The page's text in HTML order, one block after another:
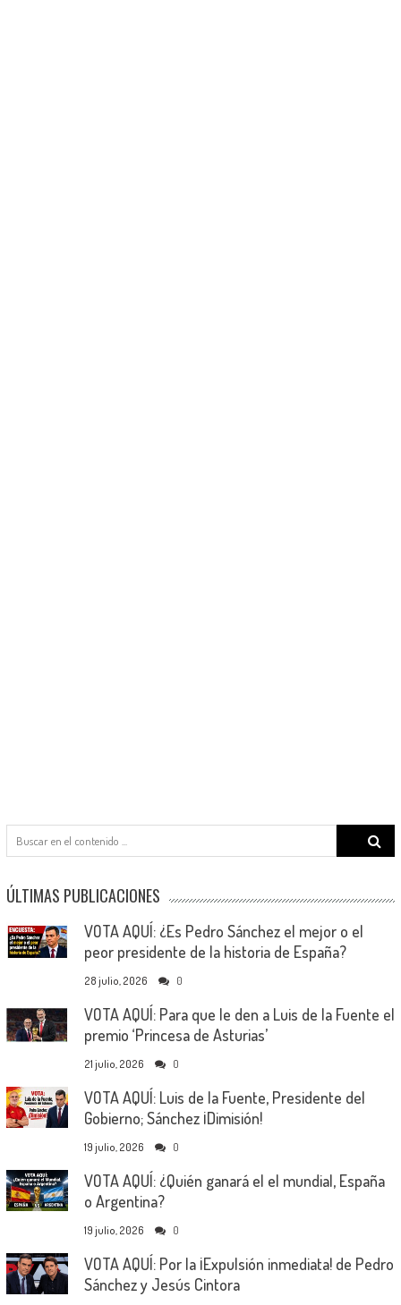
Search
for:
ÚLTIMAS PUBLICACIONES
VOTA AQUÍ: ¿Es Pedro Sánchez el mejor o el
peor presidente de la historia de España?
28 julio, 2026 0
VOTA AQUÍ: Para que le den a Luis de la Fuente el
premio ‘Princesa de Asturias’
21 julio, 2026 0
VOTA AQUÍ: Luis de la Fuente, Presidente del
Gobierno; Sánchez ¡Dimisión!
19 julio, 2026 0
VOTA AQUÍ: ¿Quién ganará el el mundial, España
o Argentina?
19 julio, 2026 0
VOTA AQUÍ: Por la ¡Expulsión inmediata! de Pedro
Sánchez y Jesús Cintora